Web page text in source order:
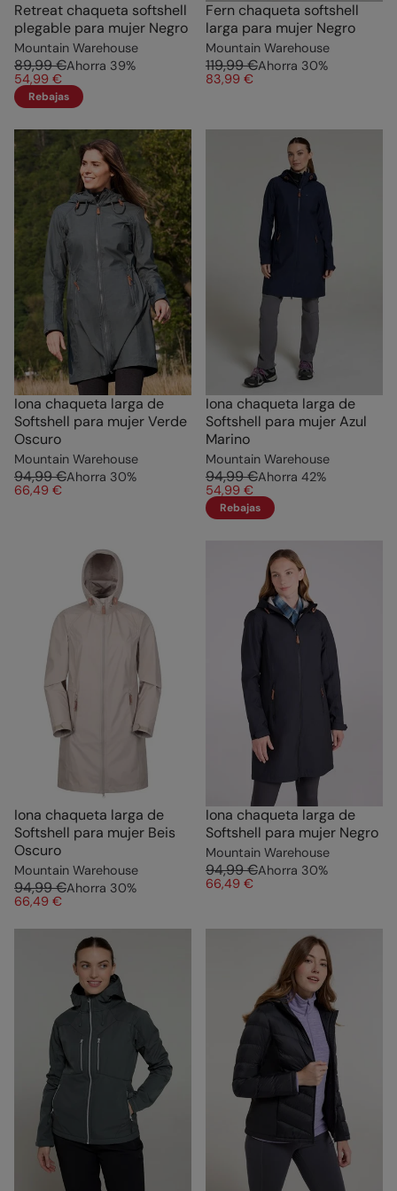
Retreat chaqueta softshell
plegable para mujer Negro
Mountain Warehouse
89,99 €Ahorra 39%
54,99 €
Rebajas
Fern chaqueta softshell
larga para mujer Negro
Mountain Warehouse
119,99 €Ahorra 30%
83,99 €
Iona chaqueta larga de
Softshell para mujer Verde
Oscuro
Mountain Warehouse
94,99 €Ahorra 30%
66,49 €
Iona chaqueta larga de
Softshell para mujer Azul
Marino
Mountain Warehouse
94,99 €Ahorra 42%
54,99 €
Rebajas
Iona chaqueta larga de
Softshell para mujer Beis
Oscuro
Mountain Warehouse
94,99 €Ahorra 30%
66,49 €
Iona chaqueta larga de
Softshell para mujer Negro
Mountain Warehouse
94,99 €Ahorra 30%
66,49 €